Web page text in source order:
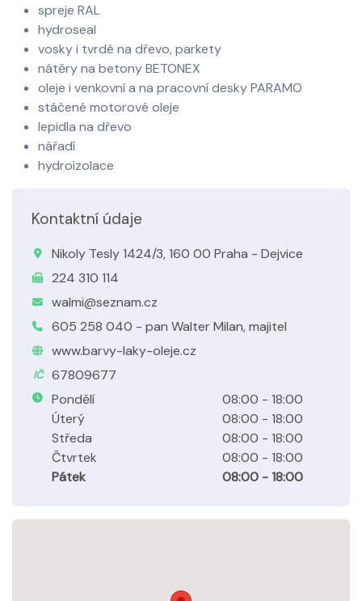
spreje RAL
hydroseal
vosky i tvrdé na dřevo, parkety
nátěry na betony BETONEX
oleje i venkovní a na pracovní desky PARAMO
stáčené motorové oleje
lepidla na dřevo
nářadí
hydroizolace
Kontaktní údaje
Nikoly Tesly 1424/3, 160 00 Praha - Dejvice
224 310 114
walmi@seznam.cz
605 258 040 - pan Walter Milan, majitel
www.barvy-laky-oleje.cz
IČ
67809677
Pondělí
08:00 - 18:00
Úterý
08:00 - 18:00
Středa
08:00 - 18:00
Čtvrtek
08:00 - 18:00
Pátek
08:00 - 18:00